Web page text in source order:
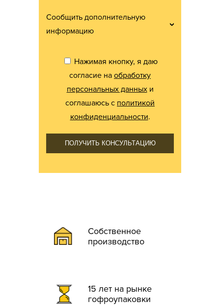
Собственное
производство
15 лет на рынке
гофроупаковки
Сообщить дополнительную
информацию
Нажимая кнопку, я даю
согласие на обработку
персональных данныхи
соглашаюсь с политикой
конфиденциальности.
ПОЛУЧИТЬ КОНСУЛЬТАЦИЮ